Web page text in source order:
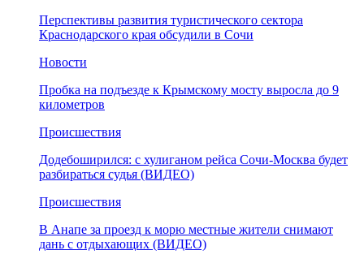
Перспективы развития туристического сектора
Краснодарского края обсудили в Сочи
Новости
Пробка на подъезде к Крымскому мосту выросла до 9
километров
Происшествия
Додебоширился: с хулиганом рейса Сочи-Москва будет
разбираться судья (ВИДЕО)
Происшествия
В Анапе за проезд к морю местные жители снимают
дань с отдыхающих (ВИДЕО)